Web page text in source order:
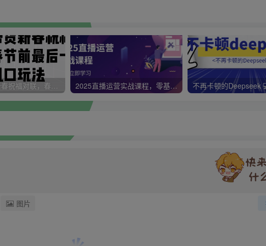
2025直播运营实战课程，零基础入门到流量优化，快速提升直播间表现 不再卡顿的Deepseek
图片